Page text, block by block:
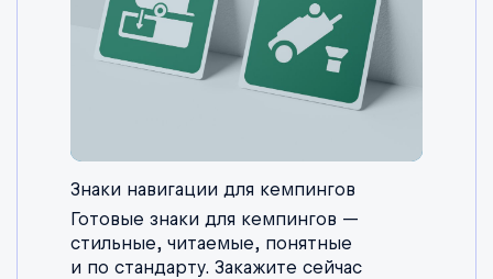
Знаки навигации для кемпингов
Готовые знаки для кемпингов —
стильные, читаемые, понятные
и по стандарту. Закажите сейчас